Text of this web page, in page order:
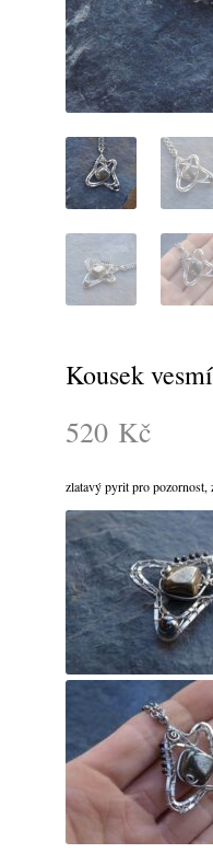
Kousek
520 Kč
zlatavý pyrit pro pozornost,